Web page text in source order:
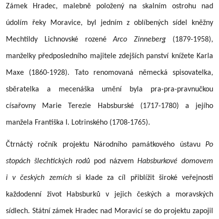
Zámek Hradec, malebně položený na skalním ostrohu nad
údolím řeky Moravice, byl jedním z oblíbených sídel kněžny
Mechtildy Lichnovské rozenéArco Zinneberg (1879-1958),
manželky předposledního majitele zdejších panství knížete Karla
Maxe (1860-1928). Tato renomovaná německá spisovatelka,
sběratelka a mecenáška umění byla pra-pra-pravnučkou
císařovny Marie Terezie Habsburské (1717-1780) a jejího
manžela Františka I. Lotrinského (1708-1765).
Čtrnáctý ročník projektu Národního památkového ústavu Po
stopách šlechtických rodů pod názvemHabsburkové domovem
i v českých zemíchsi klade za cíl přiblížit široké veřejnosti
každodenní život Habsburků v jejich českých a moravských
sídlech. Státní zámek Hradec nad Moravicí se do projektu zapojil